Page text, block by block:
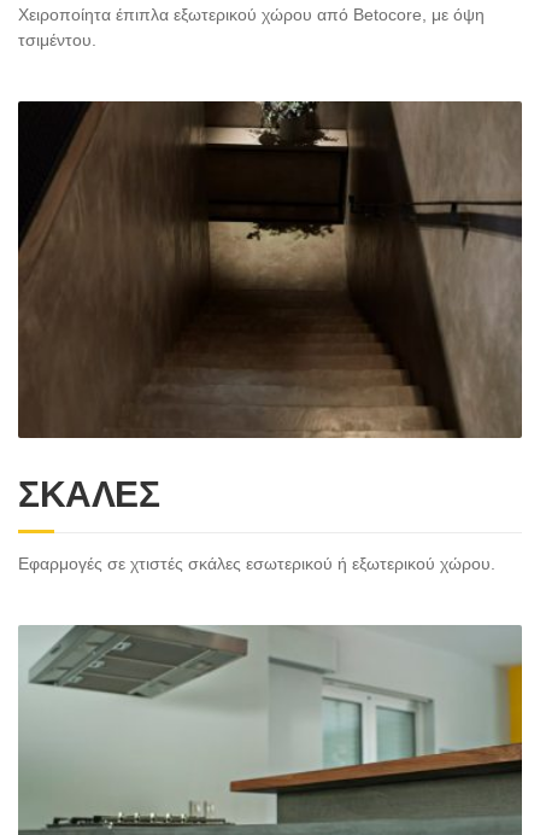
Χειροποίητα έπιπλα εξωτερικού χώρου από Betocore, με όψη
τσιμέντου.
ΣΚΑΛΕΣ
Εφαρμογές σε χτιστές σκάλες εσωτερικού ή εξωτερικού χώρου.